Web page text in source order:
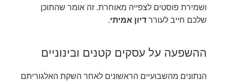
ושמירת פוסטים לצפייה מאוחרת. זה אומר שהתוכן
שלכם חייב לעורר דיון אמיתי.
ההשפעה על עסקים קטנים ובינוניים
הנתונים מהשבועיים הראשונים לאחר השקת האלגוריתם